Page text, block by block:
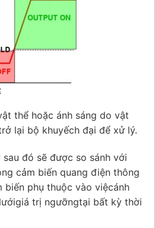
thể hoặc ánh sáng do vật
lại bộ khuyếch đại để xử lý.
đó sẽ được so sánh với
cảm biến quang điện thông
biến phụ thuộc vào việcánh
trị ngưỡngtại bất kỳ thời